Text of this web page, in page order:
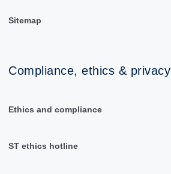
Sitemap
Compliance, ethics & privacy
Ethics and compliance
ST ethics hotline